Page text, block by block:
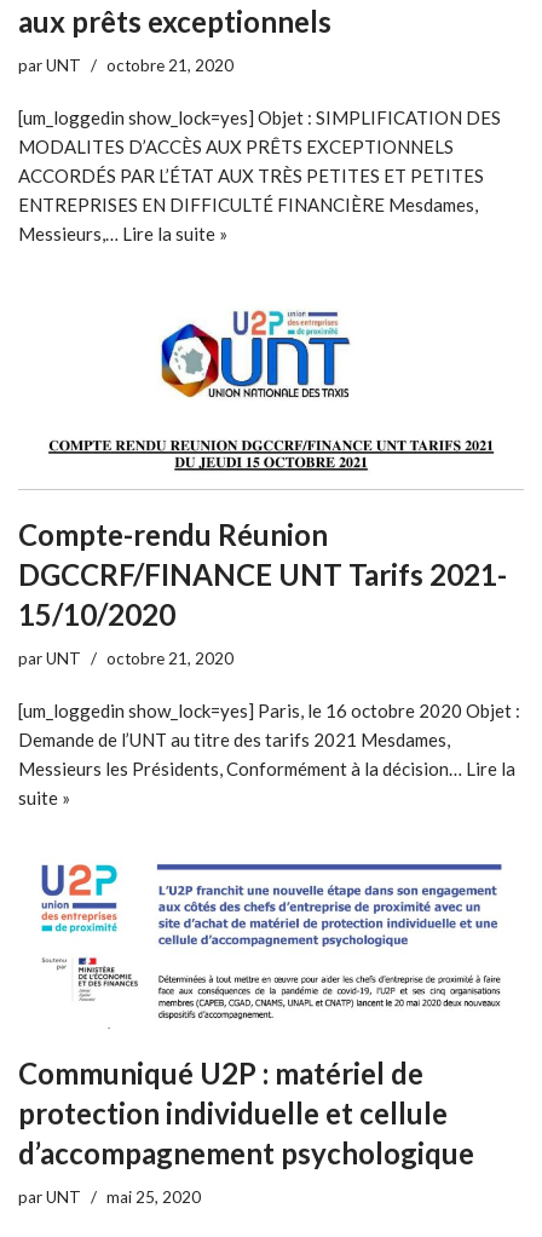
aux prêts exceptionnels
parUNT octobre 21, 2020
[um_loggedin show_lock=yes] Objet : SIMPLIFICATION DES
MODALITES D’ACCÈS AUX PRÊTS EXCEPTIONNELS
ACCORDÉS PAR L’ÉTAT AUX TRÈS PETITES ET PETITES
ENTREPRISES EN DIFFICULTÉ FINANCIÈRE Mesdames,
Messieurs,… Lire la suite »
Compte-rendu Réunion
DGCCRF/FINANCE UNT Tarifs 2021-
15/10/2020
parUNT octobre 21, 2020
[um_loggedin show_lock=yes] Paris, le 16 octobre 2020 Objet :
Demande de l’UNT au titre des tarifs 2021 Mesdames,
Messieurs les Présidents, Conformément à la décision… Lire la
suite »
Communiqué U2P : matériel de
protection individuelle et cellule
d’accompagnement psychologique
parUNT mai 25, 2020